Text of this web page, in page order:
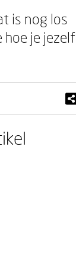
is nog los
hoe je jezelf